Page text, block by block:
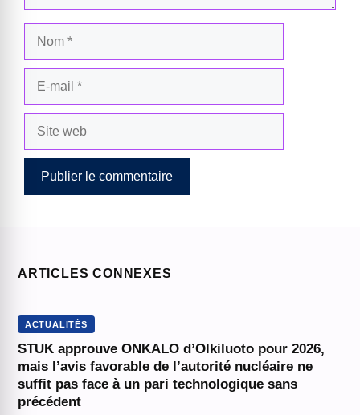
ARTICLES CONNEXES
ACTUALITÉS
STUK approuve ONKALO d’Olkiluoto pour 2026,
mais l’avis favorable de l’autorité nucléaire ne
suffit pas face à un pari technologique sans
précédent